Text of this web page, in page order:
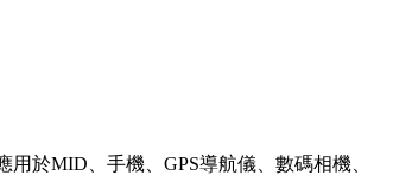
於MID、手機、GPS導航儀、數碼相機、